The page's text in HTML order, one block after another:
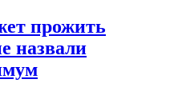
прожить
назвали